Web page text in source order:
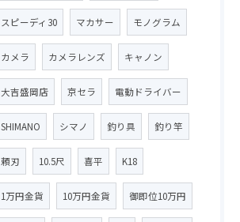
スピーディ30 マカサー モノグラム
カメラ カメラレンズ キャノン
大吉盛岡店 京セラ 電動ドライバー
SHIMANO シマノ 釣り具 釣り竿
頼刃 10.5尺 喜平 K18
1万円金貨 10万円金貨 御即位10万円